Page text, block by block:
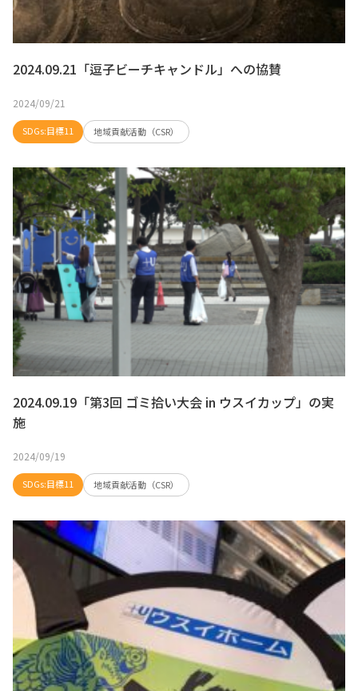
2024.09.21「逗子ビーチキャンドル」への協賛
2024/09/21
SDGs:目標11 地域貢献活動（CSR）
2024.09.19「第3回 ゴミ拾い大会 in ウスイカップ」の実
施
2024/09/19
SDGs:目標11 地域貢献活動（CSR）